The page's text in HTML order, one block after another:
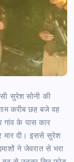
सुरेश सोनी की
करीब छह बजे वह
के पास कार
मार दी। इससे सुरेश
ने जेवरात से भरा